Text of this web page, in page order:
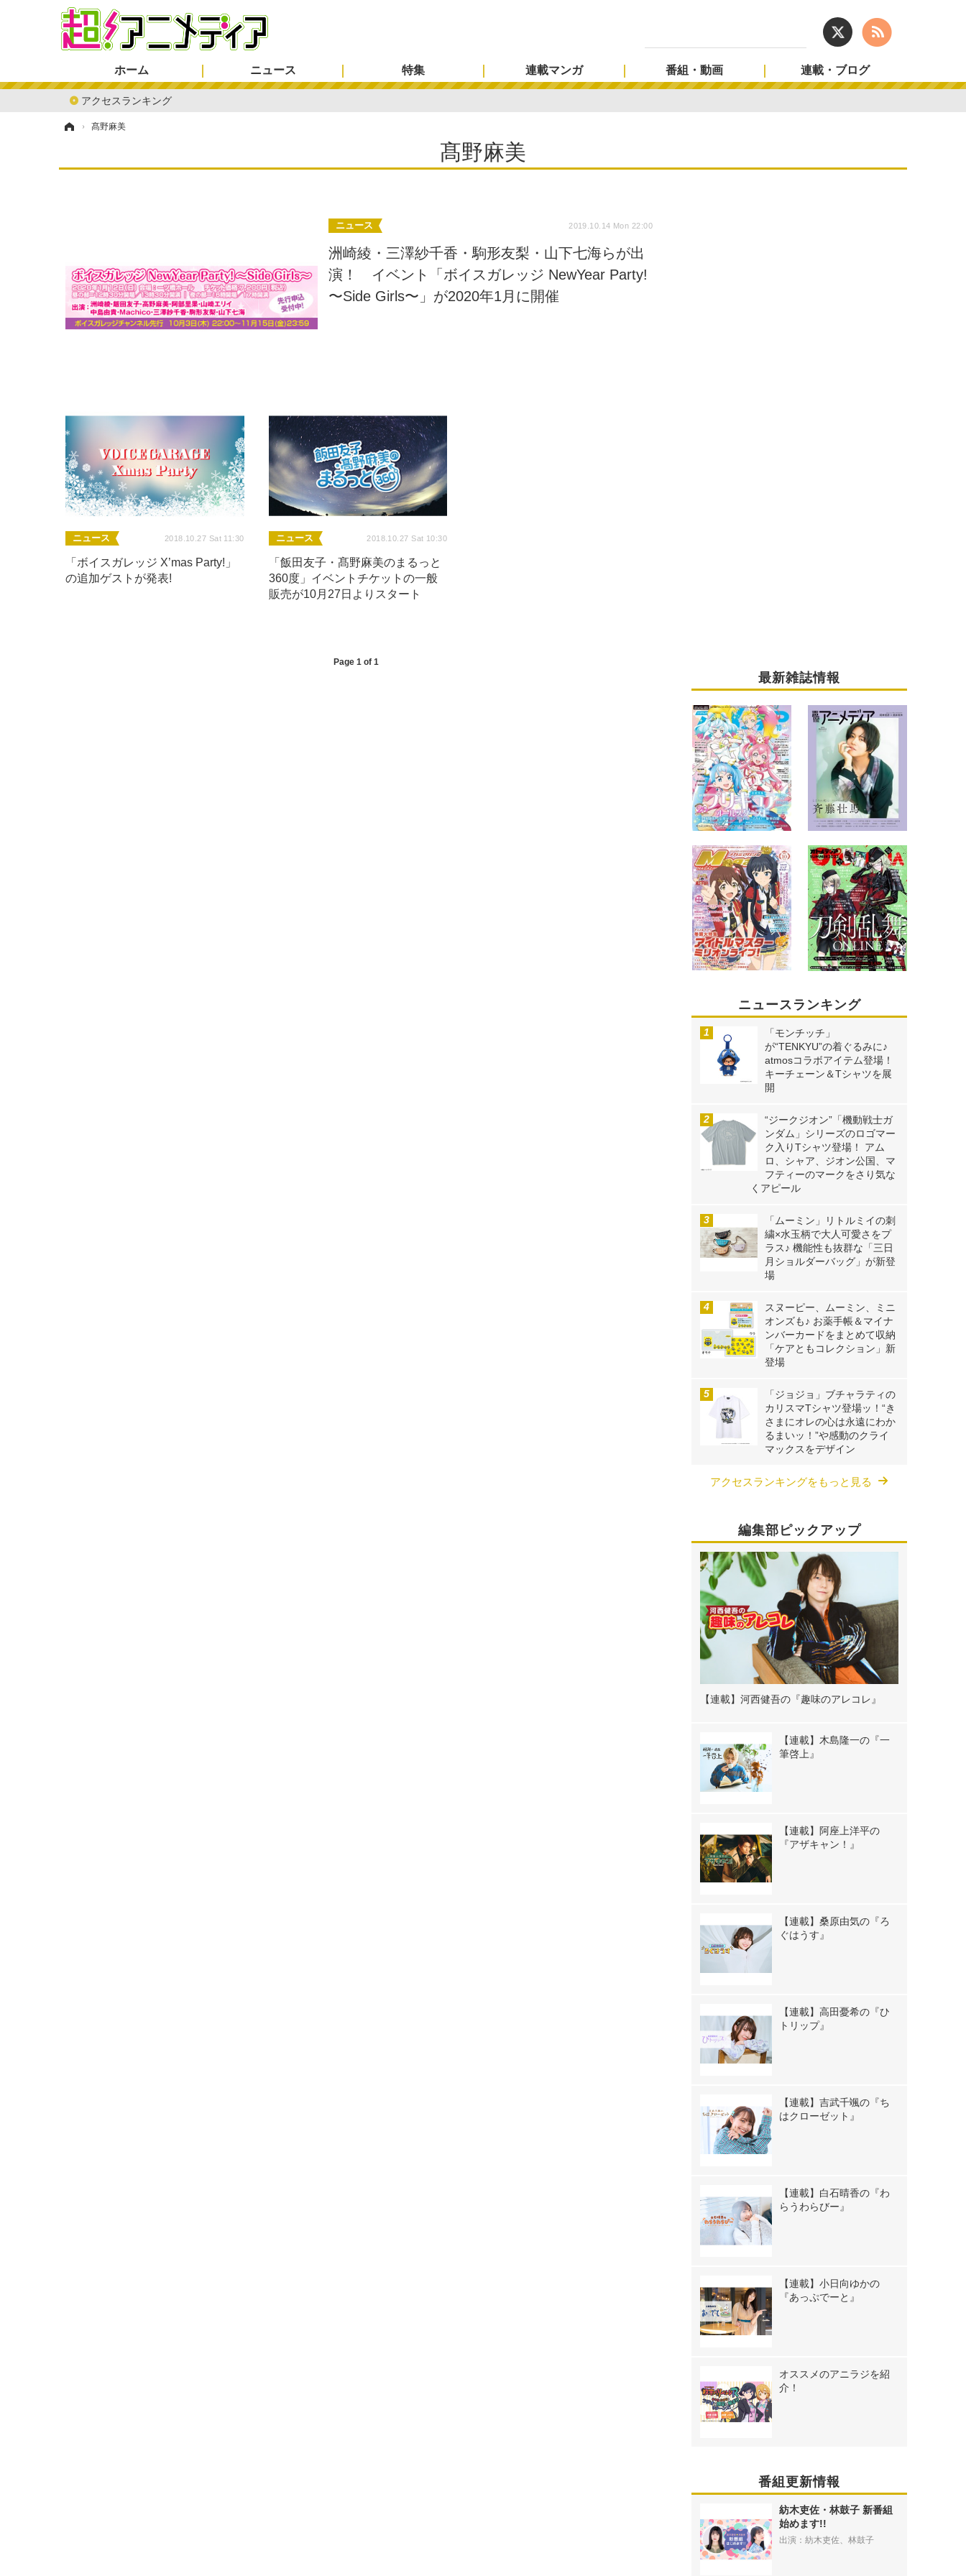
ホーム
アクセスランキング
ニュース 特集 連載マンガ 番組・動画 連載・ブログ
› 髙野麻美
髙野麻美
ニュース 2019.10.14 Mon 22:00
洲崎綾・三澤紗千香・駒形友梨・山下七海らが出
演！ イベント「ボイスガレッジ NewYear Party!
〜Side Girls〜」が2020年1月に開催
ニュース 2018.10.27 Sat 11:30
「ボイスガレッジ X’mas Party!」
の追加ゲストが発表!
ニュース 2018.10.27 Sat 10:30
「飯田友子・髙野麻美のまるっと
360度」イベントチケットの一般
販売が10月27日よりスタート
Page 1 of 1
最新雑誌情報
ニュースランキング
「モンチッチ」
が“TENKYU”の着ぐるみに♪
atmosコラボアイテム登場！
キーチェーン＆Tシャツを展
開
“ジークジオン”「機動戦士ガ
ンダム」シリーズのロゴマー
ク入りTシャツ登場！ アム
ロ、シャア、ジオン公国、マ
フティーのマークをさり気な
くアピール
「ムーミン」リトルミイの刺
繍×水玉柄で大人可愛さをプ
ラス♪ 機能性も抜群な「三日
月ショルダーバッグ」が新登
場
スヌーピー、ムーミン、ミニ
オンズも♪ お薬手帳＆マイナ
ンバーカードをまとめて収納
「ケアともコレクション」新
登場
「ジョジョ」ブチャラティの
カリスマTシャツ登場ッ！“き
さまにオレの心は永遠にわか
るまいッ！”や感動のクライ
マックスをデザイン
アクセスランキングをもっと見る
編集部ピックアップ
【連載】河西健吾の『趣味のアレコレ』
【連載】木島隆一の『一
筆啓上』
【連載】阿座上洋平の
『アザキャン！』
【連載】桑原由気の『ろ
ぐはうす』
【連載】高田憂希の『ひ
トリップ』
【連載】吉武千颯の『ち
はクローゼット』
【連載】白石晴香の『わ
らうわらびー』
【連載】小日向ゆかの
『あっぷでーと』
オススメのアニラジを紹
介！
番組更新情報
紡木吏佐・林鼓子 新番組
始めます!!
出演：紡木吏佐、林鼓子